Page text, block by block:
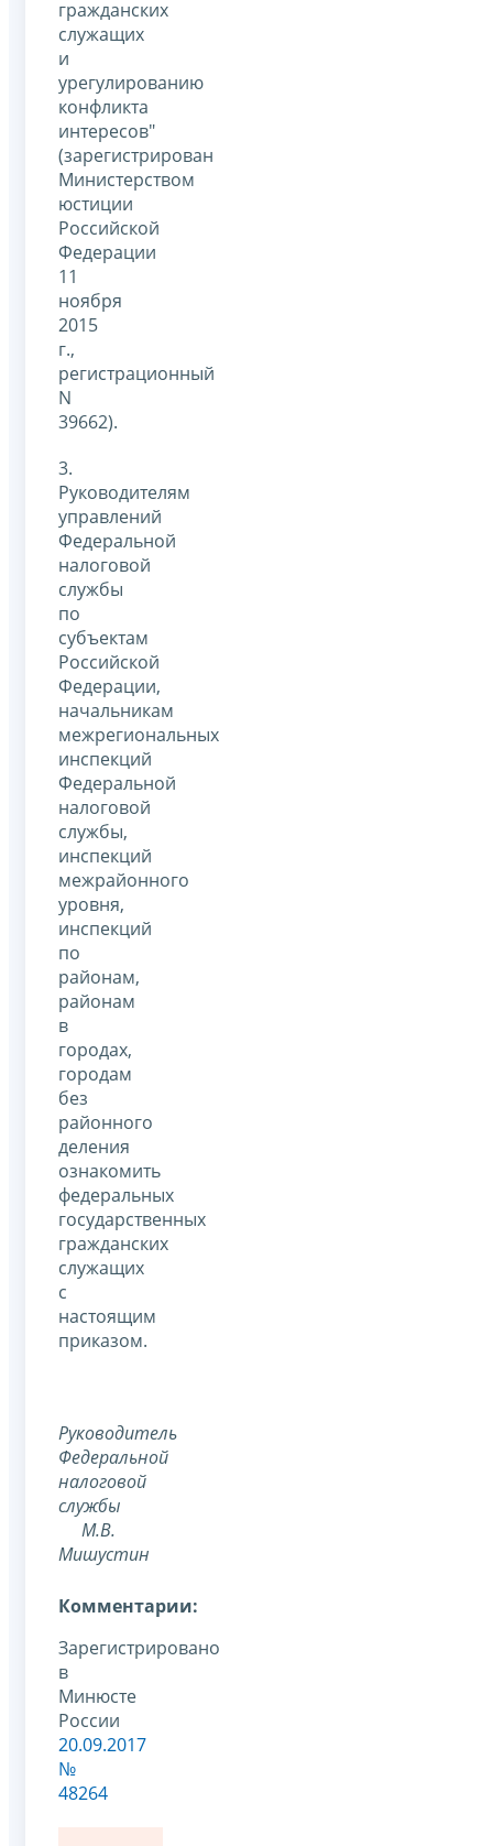
гражданских
служащих
и
урегулированию
конфликта
интересов"
(зарегистрирован
Министерством
юстиции
Российской
Федерации
11
ноября
2015
г.,
регистрационный
N
39662).
3.
Руководителям
управлений
Федеральной
налоговой
службы
по
субъектам
Российской
Федерации,
начальникам
межрегиональных
инспекций
Федеральной
налоговой
службы,
инспекций
межрайонного
уровня,
инспекций
по
районам,
районам
в
городах,
городам
без
районного
деления
ознакомить
федеральных
государственных
гражданских
служащих
с
настоящим
приказом.
Руководитель
Федеральной
налоговой
службы
М.В.
Мишустин
Комментарии:
Зарегистрировано
в
Минюсте
России
20.09.2017
№
48264